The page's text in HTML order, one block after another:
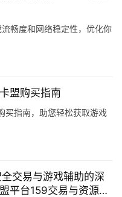
畅度和网络稳定性，优化你
盟购买指南
买指南，助您轻松获取游戏
交易与游戏辅助的深
平台159交易与资源获